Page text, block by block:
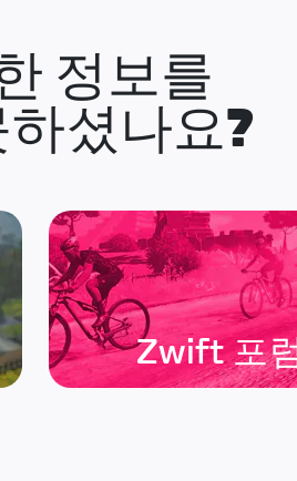
정보를
하셨나요?
Zwift 포